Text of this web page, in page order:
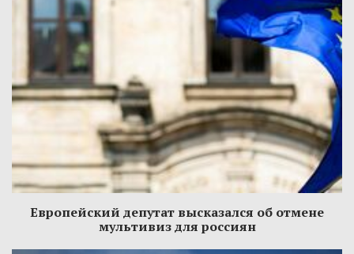
Европейский депутат высказался об отмене
мультивиз для россиян